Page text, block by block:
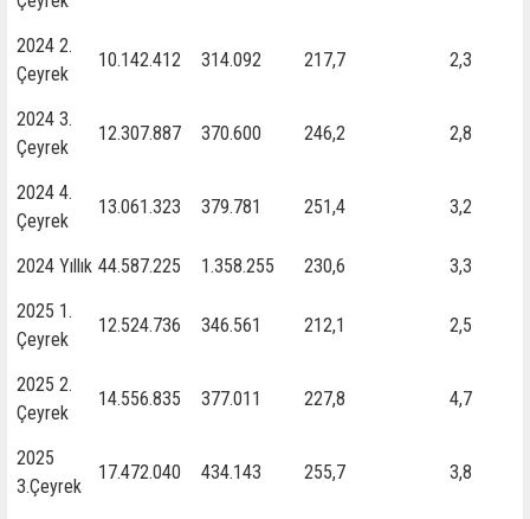
2024 2.
Çeyrek
10.142.412 314.092 217,7 2,3
2024 3.
Çeyrek
12.307.887 370.600 246,2 2,8
2024 4.
Çeyrek
13.061.323 379.781 251,4 3,2
2024 Yıllık 44.587.225 1.358.255 230,6
3,3
2025 1.
Çeyrek
12.524.736 346.561 212,1 2,5
2025 2.
Çeyrek
14.556.835 377.011 227,8 4,7
2025
3.Çeyrek
17.472.040 434.143 255,7 3,8